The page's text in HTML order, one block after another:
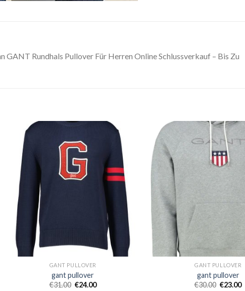
GANT Rundhals Pullover Für Herren Online Schlussverkauf – Bis Zu
GANT PULLOVER
gant pullover
€31.00 €24.00
GANT PULLOVER
gant pullover
€30.00 €23.00